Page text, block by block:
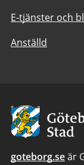
E-tjänster och
Anställd
Avsändare:
Göteborgs
Stad
goteborg.seär